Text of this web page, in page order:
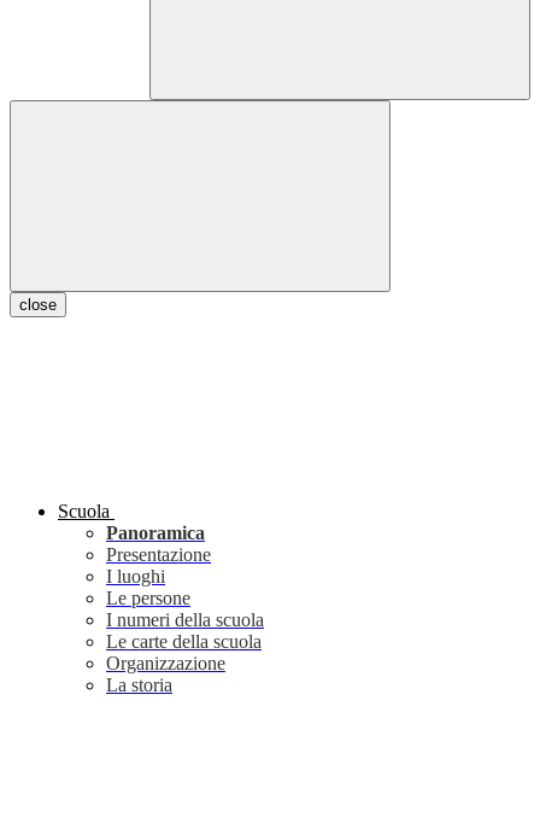
close
Scuola
Panoramica
Presentazione
I luoghi
Le persone
I numeri della scuola
Le carte della scuola
Organizzazione
La storia